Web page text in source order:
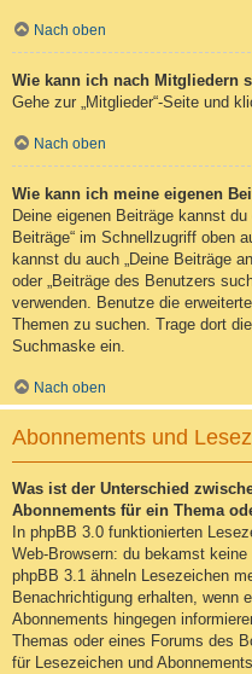
Nach oben
Wie kann ich nach Mitgliedern
Gehe zur „Mitglieder“-Seite und
Nach oben
Wie kann ich meine eigenen
Deine eigenen Beiträge kannst
Beiträge“ im Schnellzugriff oben
kannst du auch „Deine Beiträge
oder „Beiträge des Benutzers
verwenden. Benutze die
Themen zu suchen. Trage dort
Suchmaske ein.
Nach oben
Abonnements und
Was ist der Unterschied
Abonnements für ein Thema
In phpBB 3.0 funktionierten
Web-Browsern: du bekamst
phpBB 3.1 ähneln Lesezeichen
Benachrichtigung erhalten, wenn
Abonnements hingegen
Themas oder eines Forums des
für Lesezeichen und